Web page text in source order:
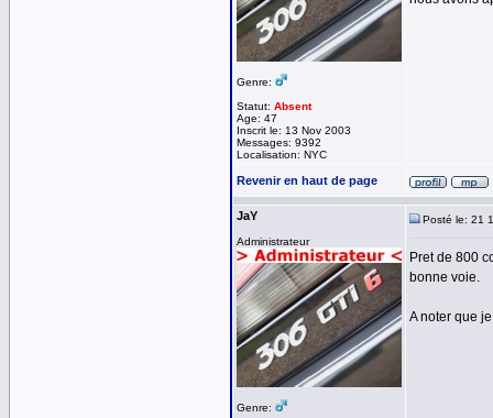
Genre:
Statut: Absent
Age: 47
Inscrit le: 13 Nov 2003
Messages: 9392
Localisation: NYC
Revenir en haut de page
JaY
Administrateur
Genre:
Posté le: 21
Pret de 800
bonne voie.
A noter que